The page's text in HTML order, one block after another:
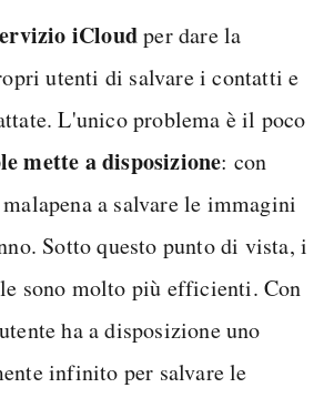
iCloudper dare la
utenti di salvare i contatti e
L'unico problema è il poco
mette a disposizione: con
a salvare le immagini
Sotto questo punto di vista, i
sono molto più efficienti. Con
ha a disposizione uno
infinito per salvare le